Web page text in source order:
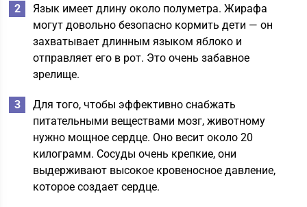
Язык имеет длину около полуметра. Жирафа
могут довольно безопасно кормить дети — он
захватывает длинным языком яблоко и
отправляет его в рот. Это очень забавное
зрелище.
Для того, чтобы эффективно снабжать
питательными веществами мозг, животному
нужно мощное сердце. Оно весит около 20
килограмм. Сосуды очень крепкие, они
выдерживают высокое кровеносное давление,
которое создает сердце.